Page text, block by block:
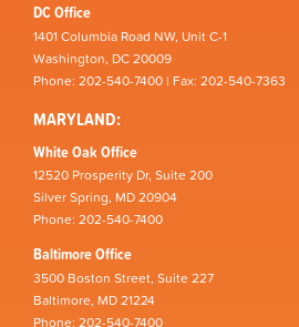
DC Office
1401 Columbia Road NW, Unit C-1
Washington, DC 20009
Phone: 202-540-7400 | Fax: 202-540-7363
MARYLAND:
White Oak Office
12520 Prosperity Dr, Suite 200
Silver Spring, MD 20904
Phone: 202-540-7400
Baltimore Office
3500 Boston Street, Suite 227
Baltimore, MD 21224
Phone: 202-540-7400